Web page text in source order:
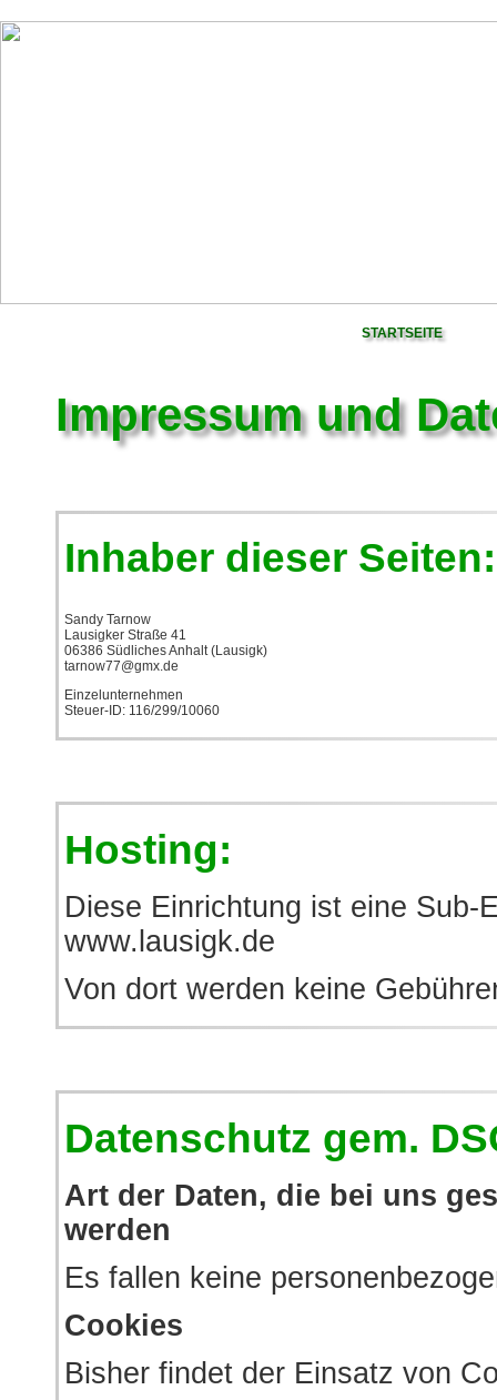
STARTSEITE
Impressum und
Inhaber dieser Seiten:
Sandy Tarnow
Lausigker Straße 41
06386 Südliches Anhalt (Lausigk)
tarnow77@gmx.de
Einzelunternehmen
Steuer-ID: 116/299/10060
Hosting:
Diese Einrichtung ist eine Sub-
www.lausigk.de
Von dort werden keine
Datenschutz gem.
Art der Daten, die bei uns
werden
Es fallen keine
Cookies
Bisher findet der Einsatz von